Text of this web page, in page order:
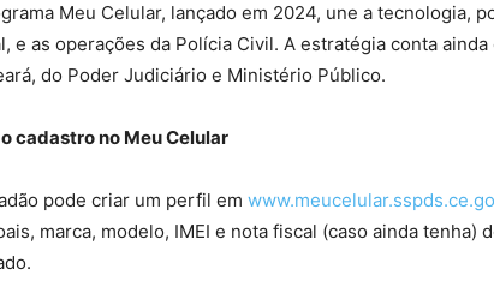
Meu Celular, lançado em 2024, une a tecnologia,
e as operações da Polícia Civil. A estratégia conta
do Poder Judiciário e Ministério Público.
cadastro no Meu Celular
pode criar um perfil em
marca, modelo, IMEI e nota fiscal (caso ainda tenha)